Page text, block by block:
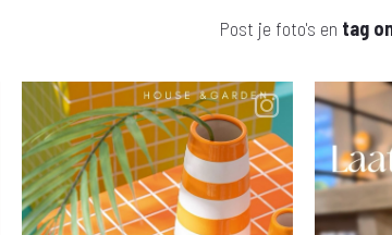
Post je foto's en tag